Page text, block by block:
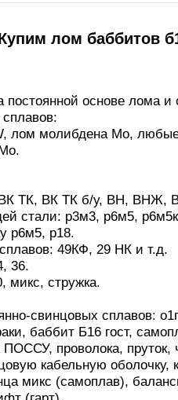
лом баббитов
постоянной основе лома
лом молибдена Mo,
ВК ТК, ВК ТК б/у, ВН,
стали: р3м3, р6м5,
р6м5, р18.
49КФ, 29 НК и т.д.
36.
микс, стружка.
свинцовых сплавов:
баббит Б16 гост,
ПОССУ, проволока,
кабельную оболочку,
микс (самоплав),